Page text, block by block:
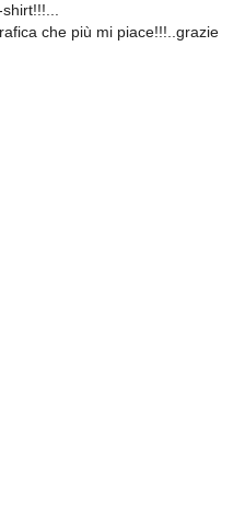
che più mi piace!!!..grazie